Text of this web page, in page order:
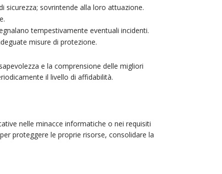
sicurezza; sovrintende alla loro attuazione.
tempestivamente eventuali incidenti.
misure di protezione.
e la comprensione delle migliori
il livello di affidabilità.
nelle minacce informatiche o nei requisiti
proteggere le proprie risorse, consolidare la